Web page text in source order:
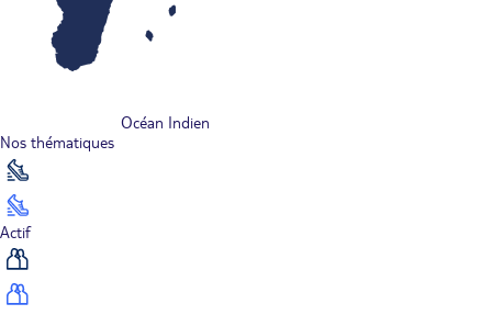
Océan Indien
Nos thématiques
Actif